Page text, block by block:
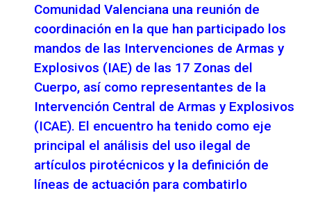
Comunidad Valenciana una reunión de
coordinación en la que han participado los
mandos de las Intervenciones de Armas y
Explosivos (IAE) de las 17 Zonas del
Cuerpo, así como representantes de la
Intervención Central de Armas y Explosivos
(ICAE). El encuentro ha tenido como eje
principal el análisis del uso ilegal de
artículos pirotécnicos y la definición de
líneas de actuación para combatirlo